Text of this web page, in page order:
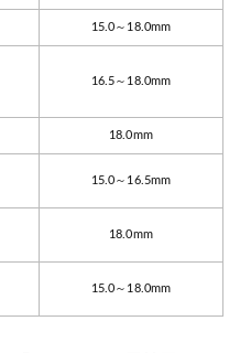
15.0～18.0mm
16.5～18.0mm
18.0mm
15.0～16.5mm
18.0mm
15.0～18.0mm